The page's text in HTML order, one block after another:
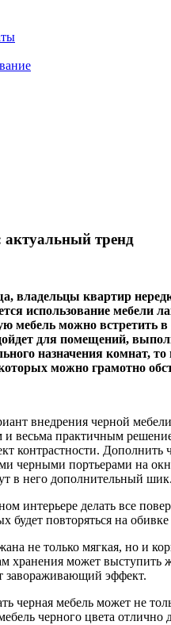
актуальный тренд
владельцы квартир
использование мебели
мебель можно встретить
для помещений,
назначения комнат,
можно грамотно
внедрения черной
весьма практичным
контрастности.
черными портьерами на
в него дополнительный шик.
интерьере делать все
будет повторяться на
не только мягкая, но и
хранения может
завораживающий эффект.
черная мебель может не
черного цвета